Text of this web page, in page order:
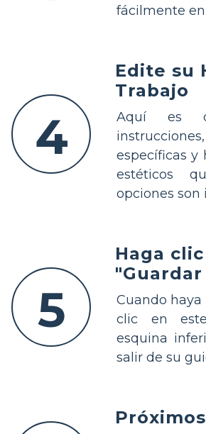
fácilmente
4
Edite su
Trabajo
Aquí es
específicas y
estéticos
opciones son
5
Haga
Cuando
clic en
esquina
salir de su